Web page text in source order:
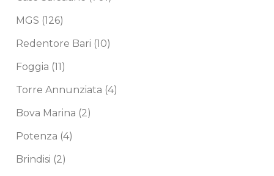
MGS (126)
Redentore Bari (10)
Foggia (11)
Torre Annunziata (4)
Bova Marina (2)
Potenza (4)
Brindisi (2)